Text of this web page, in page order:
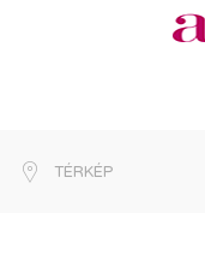
TÉRKÉP